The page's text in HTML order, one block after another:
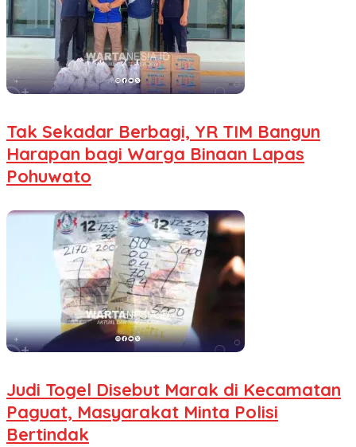
Tak Sekadar Berbagi, YR TIM Bangun
Harapan bagi Warga Binaan Lapas
Pohuwato
Judi Togel Disebut Marak di Kecamatan
Paguat, Masyarakat Minta Polisi
Bertindak